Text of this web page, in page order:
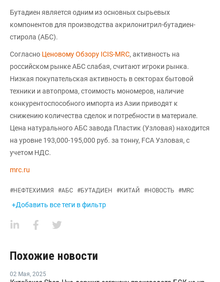
Бутадиен является одним из основных сырьевых
компонентов для производства акрилонитрил-бутадиен-
стирола (АБС).
Согласно Ценовому Обзору ICIS-MRC, активность на
российском рынке АБС слабая, считают игроки рынка.
Низкая покупательская активность в секторах бытовой
техники и автопрома, стоимость мономеров, наличие
конкурентоспособного импорта из Азии приводят к
снижению количества сделок и потребности в материале.
Цена натурального АБС завода Пластик (Узловая) находится
на уровне 193,000-195,000 руб. за тонну, FCA Узловая, с
учетом НДС.
mrc.ru
#НЕФТЕХИМИЯ #АБС #БУТАДИЕН #КИТАЙ #НОВОСТЬ #MRC
+Добавить все теги в фильтр
Похожие новости
02 Мая, 2025